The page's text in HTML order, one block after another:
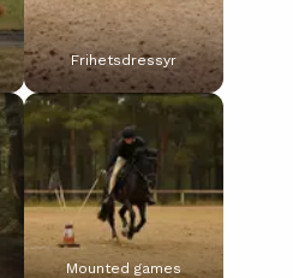
Frihetsdressyr
Mounted games